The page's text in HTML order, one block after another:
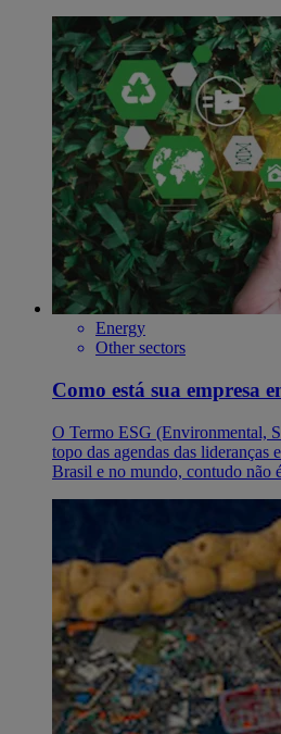
Energy
Other sectors
Como está sua empresa
O Termo ESG (Environmental,
topo das agendas das lideranças
Brasil e no mundo, contudo não